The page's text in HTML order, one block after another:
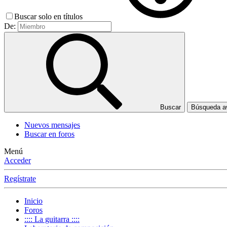
Buscar solo en títulos
De:
Buscar Búsqueda
Nuevos mensajes
Buscar en foros
Menú
Acceder
Regístrate
Inicio
Foros
:::: La guitarra ::::